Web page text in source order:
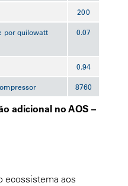
200
por quilowatt
0.07
0.94
8760
adicional no AOS –
ecossistema aos